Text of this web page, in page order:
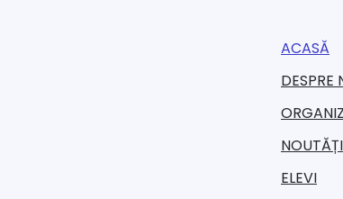
ACASĂ
DESPRE
NOUTĂȚI
ELEVI